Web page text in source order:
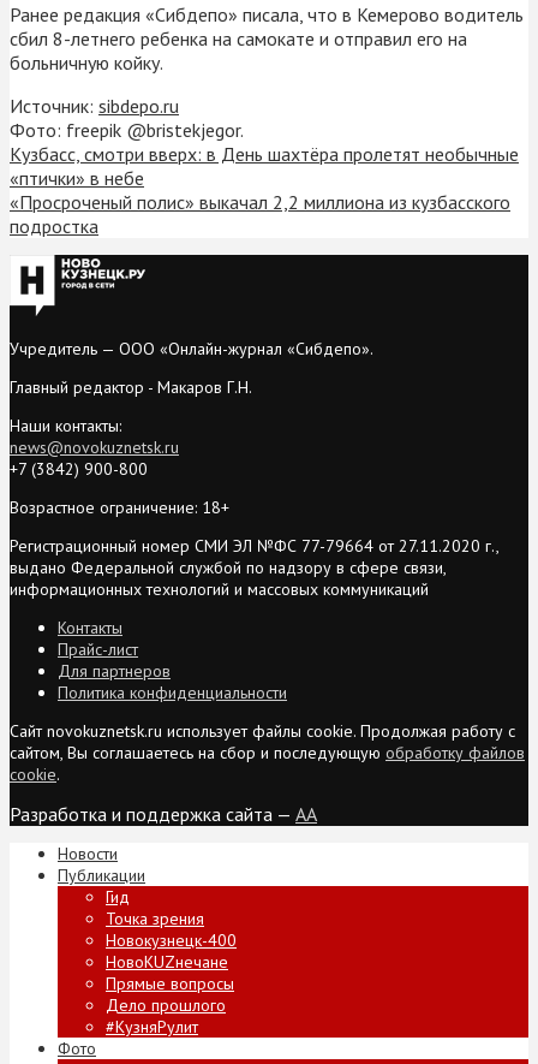
Ранее редакция «Сибдепо» писала, что в Кемерово водитель
сбил 8-летнего ребенка на самокате и отправил его на
больничную койку.
Источник: sibdepo.ru
Фото: freepik @bristekjegor.
Кузбасс, смотри вверх: в День шахтёра пролетят необычные
«птички» в небе
«Просроченый полис» выкачал 2,2 миллиона из кузбасского
подростка
Учредитель — ООО «Онлайн-журнал «Сибдепо».
Главный редактор - Макаров Г.Н.
Наши контакты:
news@novokuznetsk.ru
+7 (3842) 900-800
Возрастное ограничение: 18+
Регистрационный номер СМИ ЭЛ №ФС 77-79664 от 27.11.2020 г.,
выдано Федеральной службой по надзору в сфере связи,
информационных технологий и массовых коммуникаций
Контакты
Прайс-лист
Для партнеров
Политика конфиденциальности
Сайт novokuznetsk.ru использует файлы cookie. Продолжая работу с
сайтом, Вы соглашаетесь на сбор и последующую обработку файлов
cookie.
Разработка и поддержка сайта — AA
Новости
Публикации
Гид
Точка зрения
Новокузнецк-400
НовоKUZнечане
Прямые вопросы
Дело прошлого
#КузняРулит
Фото